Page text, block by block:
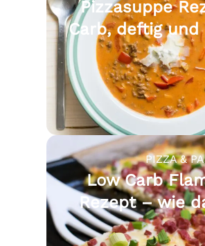
Pizzasuppe
Carb, deftig
PIZZA &
Low Carb
Rezept – wie